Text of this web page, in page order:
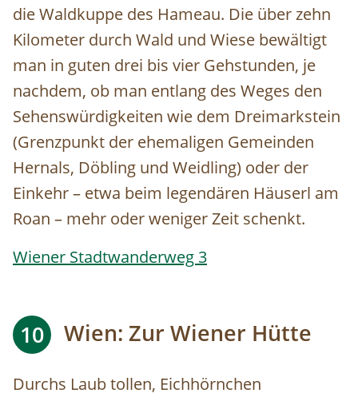
die Waldkuppe des Hameau. Die über zehn
Kilometer durch Wald und Wiese bewältigt
man in guten drei bis vier Gehstunden, je
nachdem, ob man entlang des Weges den
Sehenswürdigkeiten wie dem Dreimarkstein
(Grenzpunkt der ehemaligen Gemeinden
Hernals, Döbling und Weidling) oder der
Einkehr – etwa beim legendären Häuserl am
Roan – mehr oder weniger Zeit schenkt.
Wiener Stadtwanderweg 3
10 Wien: Zur Wiener Hütte
Durchs Laub tollen, Eichhörnchen